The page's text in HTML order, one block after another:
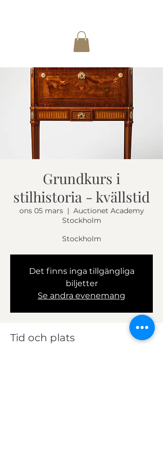
Grundkurs i
stilhistoria - kvällstid
ons 05 mars
  |
Auctionet Academy
Stockholm
Stockholm
Det finns inga tillgängliga
biljetter
Se andra evenemang
Tid och plats